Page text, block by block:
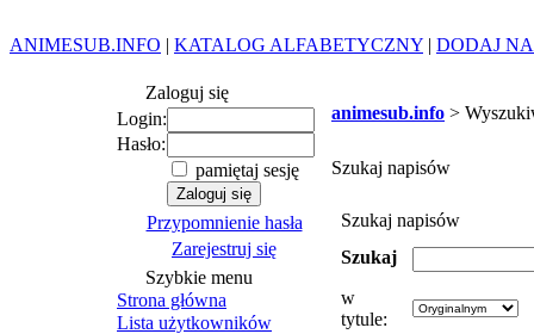
ANIMESUB.INFO | KATALOG ALFABETYCZNY | DODAJ
Zaloguj się
Login:
Hasło:
pamiętaj sesję
Przypomnienie hasła
Zarejestruj się
Szybkie menu
Strona główna
Lista użytkowników
animesub.info >
Szukaj napisów
Szukaj napisów
Szukaj
w
tytule: